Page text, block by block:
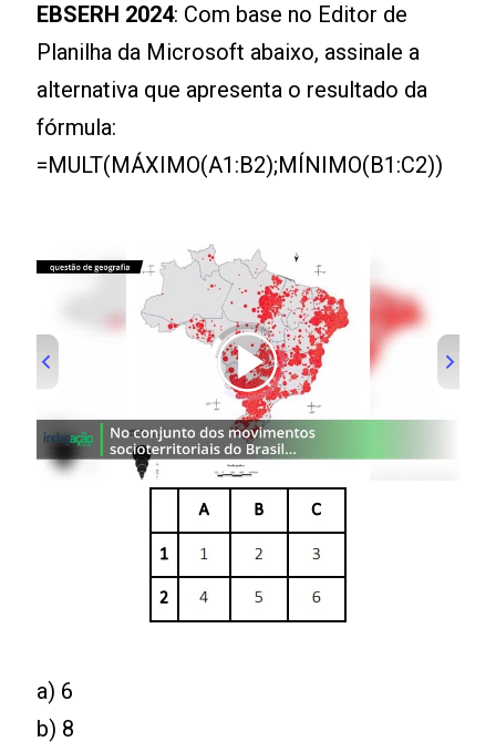
EBSERH 2024: Com base no Editor de
Planilha da Microsoft abaixo, assinale a
alternativa que apresenta o resultado da
fórmula:
=MULT(MÁXIMO(A1:B2);MÍNIMO(B1:C2))
00:00/01:00
a) 6
b) 8